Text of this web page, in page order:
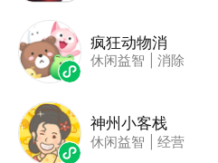
疯狂动物消
休闲益智 消除
神州小客栈
休闲益智 经营